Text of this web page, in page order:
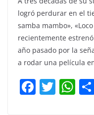
logró perdurar en el
samba mambo»,
recientemente
año pasado por la
a rodar una película
F T W